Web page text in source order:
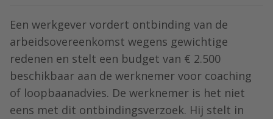
Een werkgever vordert ontbinding van de
arbeidsovereenkomst wegens gewichtige
redenen en stelt een budget van € 2.500
beschikbaar aan de werknemer voor coaching
of loopbaanadvies. De werknemer is het niet
eens met dit ontbindingsverzoek. Hij stelt in